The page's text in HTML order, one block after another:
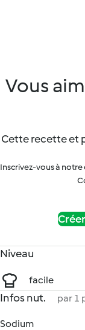
Vous
Cette recette et
Inscrivez-vous à
Niveau
facile
Infos nut. par 1
Sodium